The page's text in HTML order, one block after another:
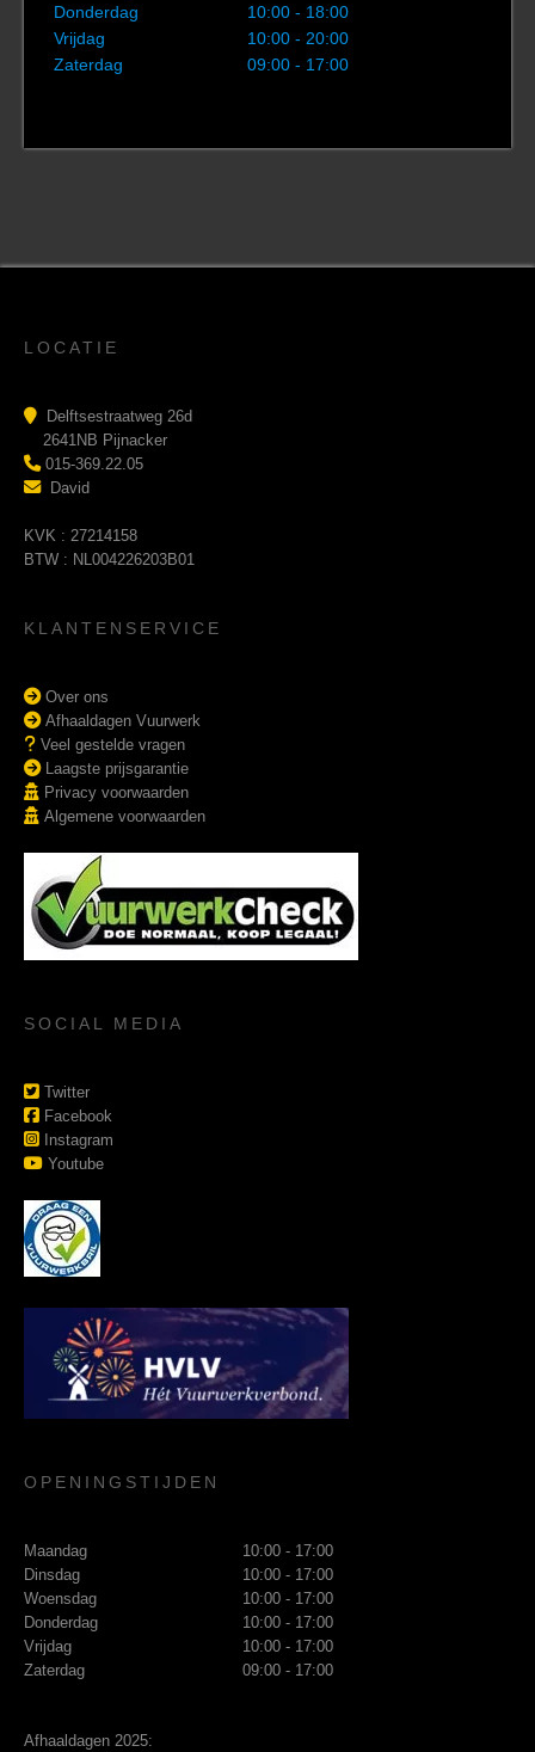
Donderdag
10:00 - 18:00
Vrijdag
10:00 - 20:00
Zaterdag
09:00 - 17:00
LOCATIE
Delftsestraatweg 26d
2641NB Pijnacker
015-369.22.05
David
KVK : 27214158
BTW : NL004226203B01
KLANTENSERVICE
Over ons
Afhaaldagen Vuurwerk
Veel gestelde vragen
Laagste prijsgarantie
Privacy voorwaarden
Algemene voorwaarden
SOCIAL MEDIA
Twitter
Facebook
Instagram
Youtube
OPENINGSTIJDEN
Maandag
10:00 - 17:00
Dinsdag
10:00 - 17:00
Woensdag
10:00 - 17:00
Donderdag
10:00 - 17:00
Vrijdag
10:00 - 17:00
Zaterdag
09:00 - 17:00
Afhaaldagen 2025: